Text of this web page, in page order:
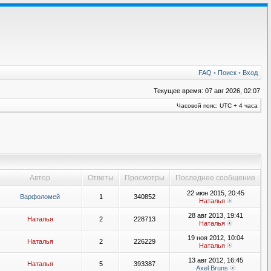
FAQ • Поиск • Вход
Текущее время: 07 авг 2026, 02:07
Часовой пояс: UTC + 4 часа
Автор Ответы Просмотры Последнее сообщение
Варфоломей 1 340852
22 июн 2015, 20:45
Наталья
Наталья 2 228713
28 авг 2013, 19:41
Наталья
Наталья 2 226229
19 ноя 2012, 10:04
Наталья
Наталья 5 393387
13 авг 2012, 16:45
Axel Bruns